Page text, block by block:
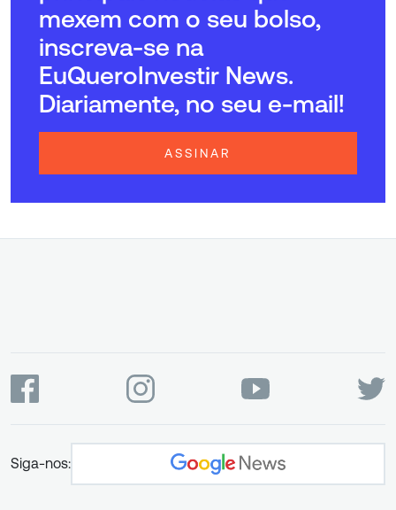
mexem com o seu bolso,
inscreva-se na
EuQueroInvestir News.
Diariamente, no seu e-mail!
ASSINAR
Siga-nos: